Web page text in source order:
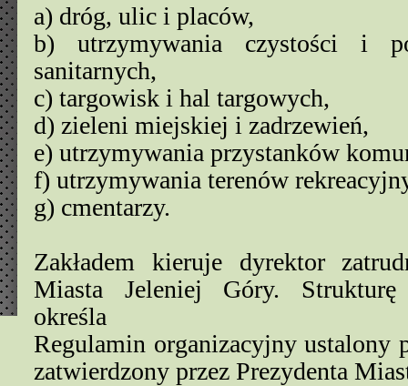
a) dróg, ulic i placów,
b) utrzymywania czystości i
sanitarnych,
c) targowisk i hal targowych,
d) zieleni miejskiej i zadrzewień,
e) utrzymywania przystanków
f) utrzymywania terenów
g) cmentarzy.
Zakładem kieruje dyrektor
Miasta Jeleniej Góry. Strukturę
określa
Regulamin organizacyjny ustalony
zatwierdzony przez Prezydenta